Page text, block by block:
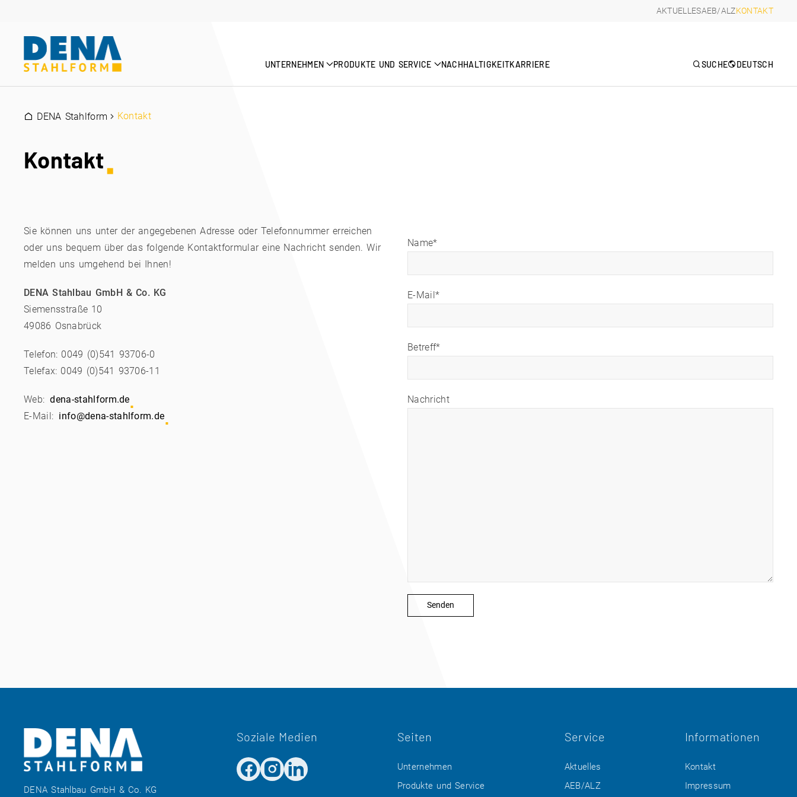
AKTUELLESAEB/ALZKONTAKT
UNTERNEHMEN PRODUKTE UND SERVICE NACHHALTIGKEITKARRIERE SUCHE DEUTSCH
DENA Stahlform Kontakt
Kontakt
Sie können uns unter der angegebenen Adresse oder Telefonnummer erreichen
oder uns bequem über das folgende Kontaktformular eine Nachricht senden. Wir
melden uns umgehend bei Ihnen!
DENA Stahlbau GmbH & Co. KG
Siemensstraße 10
49086 Osnabrück
Telefon: 0049 (0)541 93706-0
Telefax: 0049 (0)541 93706-11
Web: dena-stahlform.de
E-Mail: info@dena-stahlform.de
Name*
E-Mail*
Betreff*
Nachricht
DENA Stahlbau GmbH & Co. KG
Soziale Medien Seiten
Unternehmen
Produkte und Service
Service
Aktuelles
AEB/ALZ
Informationen
Kontakt
Impressum